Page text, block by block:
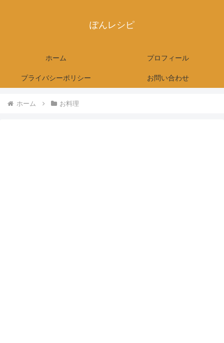
ぽんレシピ
ホーム プロフィール
プライバシーポリシー お問い合わせ
ホーム お料理